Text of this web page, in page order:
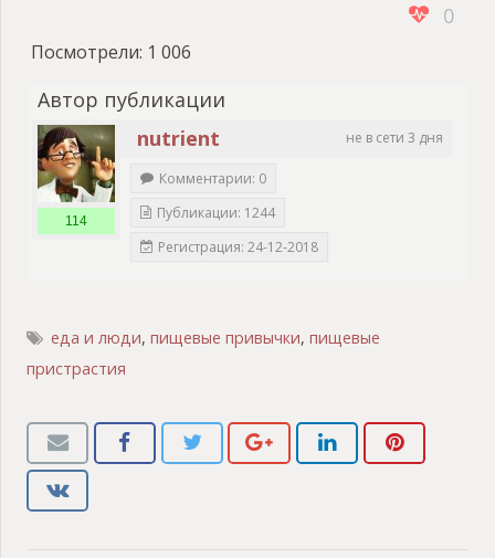
0
Посмотрели: 1 006
Автор публикации
не в сети 3 дня
nutrient
114
Комментарии: 0
Публикации: 1244
Регистрация: 24-12-2018
еда и люди,пищевые привычки,пищевые
пристрастия